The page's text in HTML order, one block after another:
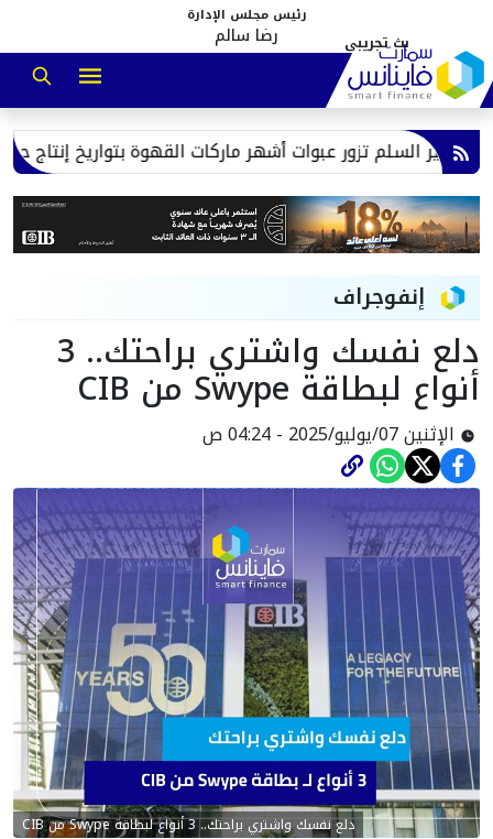
رئيس مجلس الإدارة
رضا سالم
السلم تزور عبوات أشهر ماركات القهوة بتواريخ إنتاج حديثة
إنفوجراف
دلع نفسك واشتري براحتك.. 3
أنواع لبطاقة Swype من CIB
الإثنين 07/يوليو/2025 - 04:24 ص
دلع نفسك واشتري براحتك.. 3 أنواع لبطاقة Swype من CIB